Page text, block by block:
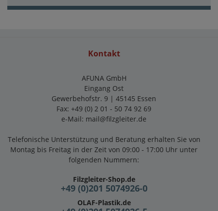
Kontakt
AFUNA GmbH
Eingang Ost
Gewerbehofstr. 9 | 45145 Essen
Fax: +49 (0) 2 01 - 50 74 92 69
e-Mail: mail@filzgleiter.de
Telefonische Unterstützung und Beratung erhalten Sie von
Montag bis Freitag in der Zeit von 09:00 - 17:00 Uhr unter
folgenden Nummern:
Filzgleiter-Shop.de
+49 (0)201 5074926-0
OLAF-Plastik.de